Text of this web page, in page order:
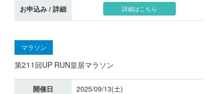
お申込み / 詳細 詳細はこちら
マラソン
第211回UP RUN皇居マラソン
開催日
2025/09/13(土)